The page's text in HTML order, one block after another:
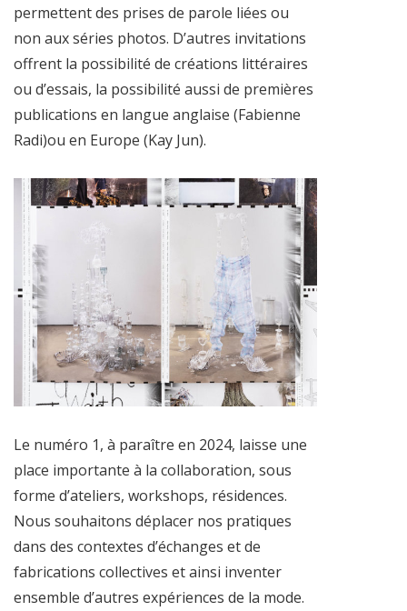
permettent des prises de parole liées ou
non aux séries photos. D’autres invitations
offrent la possibilité de créations littéraires
ou d’essais, la possibilité aussi de premières
publications en langue anglaise (Fabienne
Radi)ou en Europe (Kay Jun).
Le numéro 1, à paraître en 2024, laisse une
place importante à la collaboration, sous
forme d’ateliers, workshops, résidences.
Nous souhaitons déplacer nos pratiques
dans des contextes d’échanges et de
fabrications collectives et ainsi inventer
ensemble d’autres expériences de la mode.